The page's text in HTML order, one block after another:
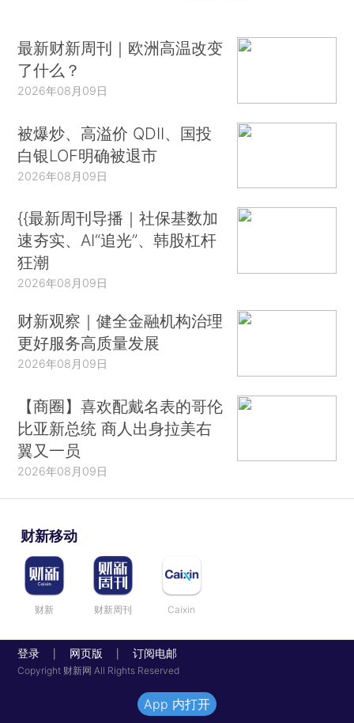
最新财新周刊｜欧洲高温改变
了什么？
2026年08月09日
被爆炒、高溢价 QDII、国投
白银LOF明确被退市
2026年08月09日
{{最新周刊导播｜社保基数加
速夯实、AI“追光”、韩股杠杆
狂潮
2026年08月09日
财新观察｜健全金融机构治理
更好服务高质量发展
2026年08月09日
【商圈】喜欢配戴名表的哥伦
比亚新总统 商人出身拉美右
翼又一员
2026年08月09日
财新移动
财新 财新周刊 Caixin
登录 网页版 订阅电邮
Copyright 财新网 All Rights Reserved
App 内打开